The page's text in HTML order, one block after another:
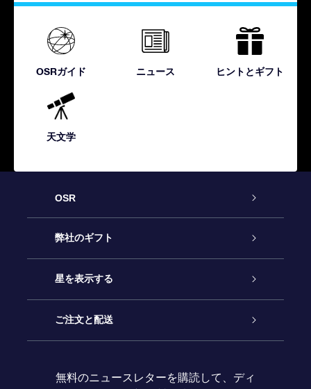
OSRガイド ニュース ヒントとギフト
天文学
OSR
カスタマーサービス
お問い合わせ
ブログ
弊社のギフト
Online Starギフト
OSRギフトパック
星を表示する
星の登録
ご注文と配送
無料のニュースレターを購読して、ディ